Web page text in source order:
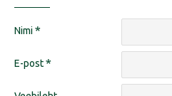
Nimi
E-post